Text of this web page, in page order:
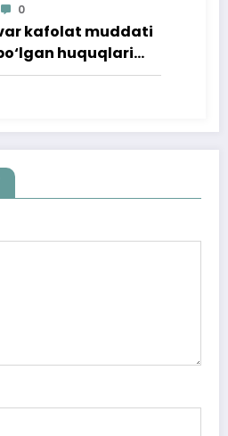
0
kafolat muddati
huquqlari